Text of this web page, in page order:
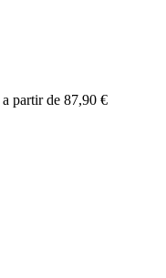
a partir de 87,90 €